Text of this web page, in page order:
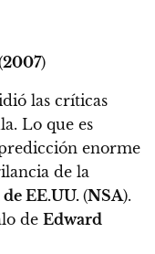
2007)
las críticas
Lo que es
enorme
de la
EE.UU. (NSA).
de Edward